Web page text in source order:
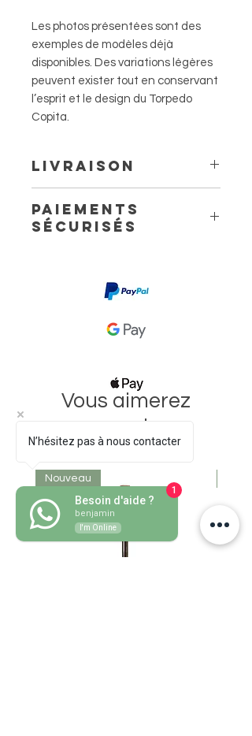
Les photos présentées sont des
exemples de modèles déjà
disponibles. Des variations légères
peuvent exister tout en conservant
l’esprit et le design du Torpedo
Copita.
Livraison
6.60 €
Livraison en point relais à partir
Paiements
sécurisés
Vous aimerez
aussi..
Nouveau
N’hésitez pas à nous contacter
Besoin d'aide ?
benjamin
I'm Online
1